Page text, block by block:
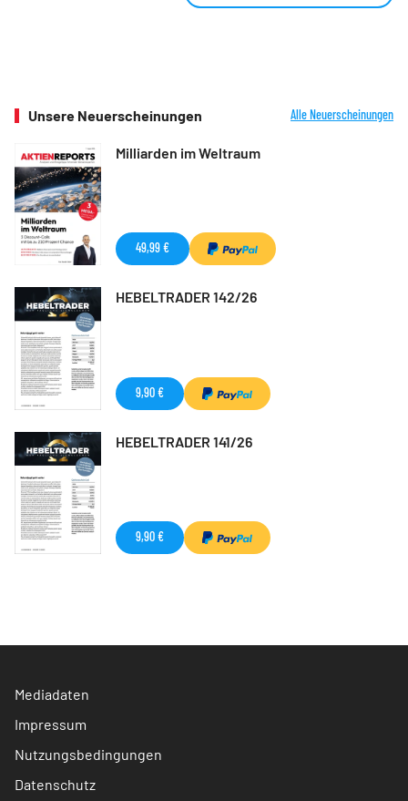
Unsere Neuerscheinungen Alle Neuerscheinungen
Milliarden im Weltraum
49,99 €
HEBELTRADER 142/26
9,90 €
HEBELTRADER 141/26
9,90 €
Mediadaten
Impressum
Nutzungsbedingungen
Datenschutz